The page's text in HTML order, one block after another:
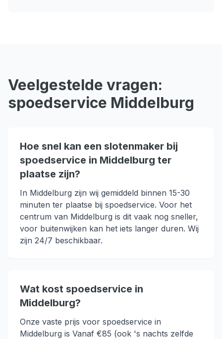
Veelgestelde vragen:
spoedservice Middelburg
Hoe snel kan een slotenmaker bij
spoedservice in Middelburg ter
plaatse zijn?
In Middelburg zijn wij gemiddeld binnen 15-30
minuten ter plaatse bij spoedservice. Voor het
centrum van Middelburg is dit vaak nog sneller,
voor buitenwijken kan het iets langer duren. Wij
zijn 24/7 beschikbaar.
Wat kost spoedservice in
Middelburg?
Onze vaste prijs voor spoedservice in
Middelburg is Vanaf €85 (ook 's nachts zelfde